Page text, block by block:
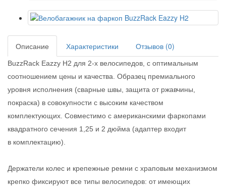
Описание Характеристики Отзывов (0)
BuzzRack Eazzy H2 для 2-х велосипедов, с оптимальным
соотношением цены и качества. Образец премиального
уровня исполнения (сварные швы, защита от ржавчины,
покраска) в совокупности с высоким качеством
комплектующих. Совместимо с американскими фаркопами
квадратного сечения 1,25 и 2 дюйма (адаптер входит
в комплектацию).
Держатели колес и крепежные ремни с храповым механизмом
крепко фиксируют все типы велосипедов: от имеющих